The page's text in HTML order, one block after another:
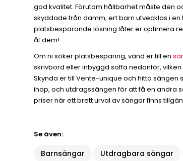
god kvalitet. Förutom hållbarhet måste den
skyddade från damm; ert barn utvecklas i
platsbesparande lösning låter er optimera
åt dem!
Om ni söker platsbesparing, vänd er till en
skrivbord eller inbyggd soffa nedanför,
Skynda er till Vente-unique och hitta
ihop, och utdragssängen för att få en andra
priser när ett brett urval av sängar finns
Se även:
Barnsängar Utdragbara sängar